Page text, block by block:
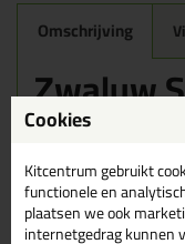
Omschrijving
Zwaluw
in
Zwaluw Silicone NO
voor verschillende
welke makkelijk te
kleur zoekt met
Cookies
Kitcentrum gebruikt
functionele en
plaatsen we ook
internetgedrag kunnen